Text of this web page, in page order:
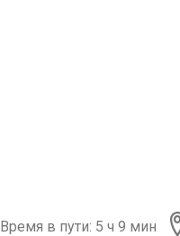
Время в пути: 5 ч 9 мин